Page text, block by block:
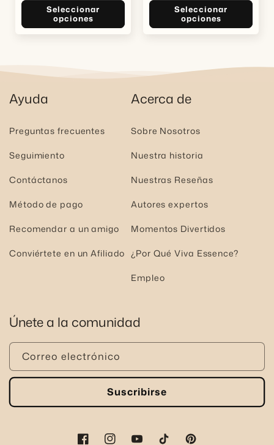
Seleccionar
opciones
Seleccionar
opciones
Ayuda
Preguntas frecuentes
Seguimiento
Contáctanos
Método de pago
Recomendar a un amigo
Conviértete en un Afiliado
Acerca de
Sobre Nosotros
Nuestra historia
Nuestras Reseñas
Autores expertos
Momentos Divertidos
¿Por Qué Viva Essence?
Empleo
Únete a la comunidad
Correo electrónico
Suscribirse